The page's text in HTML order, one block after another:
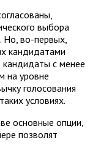
выбора
Но, во-первых,
кандидатами
кандидаты с менее
на уровне
голосования
условиях.
основные опции,
позволят